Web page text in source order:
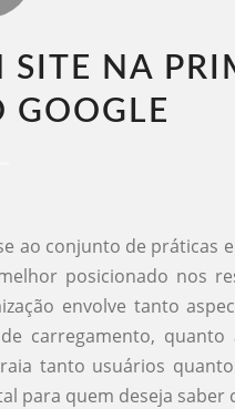
NA
GOOGLE​
ao conjunto de práticas
posicionado nos
envolve tanto
carregamento, quanto
tanto usuários
para quem deseja saber